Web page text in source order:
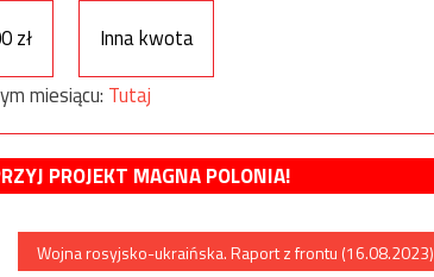
zł
Inna kwota
miesiącu: Tutaj
PROJEKT MAGNA POLONIA!
Wojna rosyjsko-ukraińska. Raport z frontu (16.08.2023)